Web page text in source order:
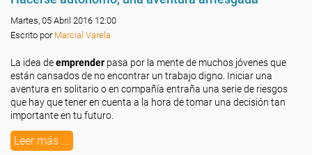
Martes, 05 Abril 2016 12:00
Escrito por Marcial Varela
La idea deemprender pasa por la mente de muchos jóvenes que
están cansados de no encontrar un trabajo digno. Iniciar una
aventura en solitario o en compañía entraña una serie de riesgos
que hay que tener en cuenta a la hora de tomar una decisión tan
importante en tu futuro.
Leer más ...